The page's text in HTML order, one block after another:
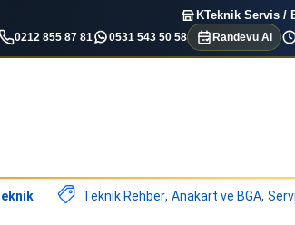
KTeknik Servis /
0212 855 87 81 0531 543 50 58 Randevu Al
Teknik Rehber, Anakart ve BGA,